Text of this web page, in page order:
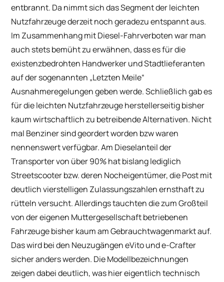
entbrannt. Da nimmt sich das Segment der leichten
Nutzfahrzeuge derzeit noch geradezu entspannt aus.
Im Zusammenhang mit Diesel-Fahrverboten war man
auch stets bemüht zu erwähnen, dass es für die
existenzbedrohten Handwerker und Stadtlieferanten
auf der sogenannten „Letzten Meile“
Ausnahmeregelungen geben werde. Schließlich gab es
für die leichten Nutzfahrzeuge herstellerseitig bisher
kaum wirtschaftlich zu betreibende Alternativen. Nicht
mal Benziner sind geordert worden bzw waren
nennenswert verfügbar. Am Dieselanteil der
Transporter von über 90% hat bislang lediglich
Streetscooter bzw. deren Nocheigentümer, die Post mit
deutlich vierstelligen Zulassungszahlen ernsthaft zu
rütteln versucht. Allerdings tauchten die zum Großteil
von der eigenen Muttergesellschaft betriebenen
Fahrzeuge bisher kaum am Gebrauchtwagenmarkt auf.
Das wird bei den Neuzugängen eVito und e-Crafter
sicher anders werden. Die Modellbezeichnungen
zeigen dabei deutlich, was hier eigentlich technisch